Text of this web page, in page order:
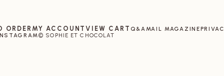
ORDERMY ACCOUNTVIEW CART Q&AMAIL MAGAZINE
© SOPHIE ET CHOCOLAT